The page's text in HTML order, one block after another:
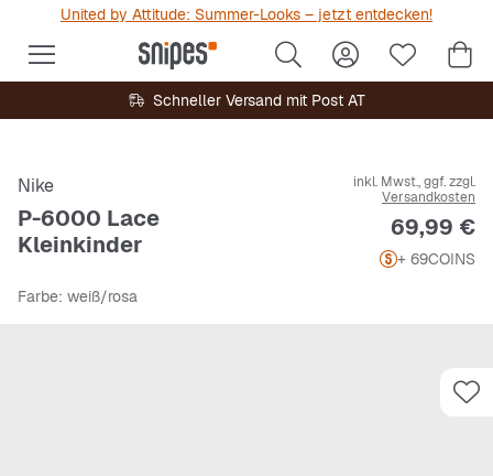
United by Attitude: Summer-Looks – jetzt entdecken!
Schneller Versand mit Post AT
Nike
P-6000 Lace
Kleinkinder
inkl. Mwst., ggf. zzgl.
Versandkosten
Preis
69,99 €
+ 69COINS
Farbe: weiß/rosa